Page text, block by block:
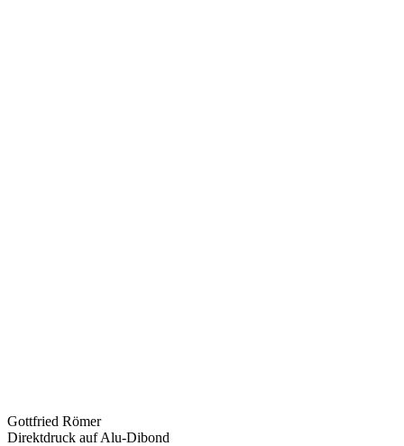
Gottfried Römer
Direktdruck auf Alu-Dibond